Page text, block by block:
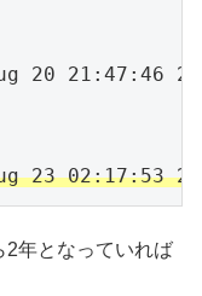
20 21:47:46
23 02:17:53
年となっていれば